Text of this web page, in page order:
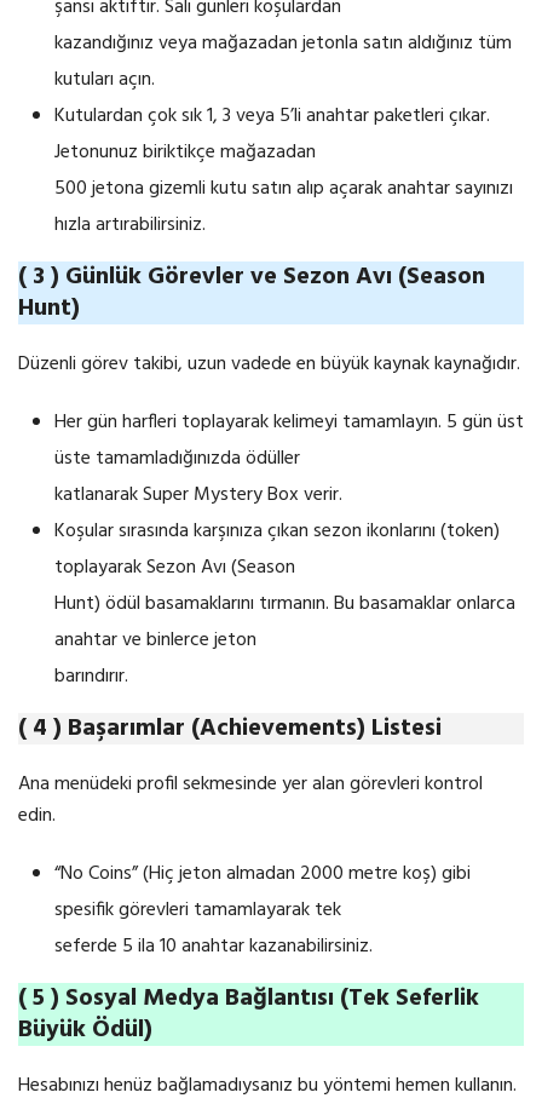
şansı aktiftir. Salı günleri koşulardan
kazandığınız veya mağazadan jetonla satın aldığınız tüm
kutuları açın.
Kutulardan çok sık 1, 3 veya 5’li anahtar paketleri çıkar.
Jetonunuz biriktikçe mağazadan
500 jetona gizemli kutu satın alıp açarak anahtar sayınızı
hızla artırabilirsiniz.
( 3 ) Günlük Görevler ve Sezon Avı (Season
Hunt)
Düzenli görev takibi, uzun vadede en büyük kaynak kaynağıdır.
Her gün harfleri toplayarak kelimeyi tamamlayın. 5 gün üst
üste tamamladığınızda ödüller
katlanarak Super Mystery Box verir.
Koşular sırasında karşınıza çıkan sezon ikonlarını (token)
toplayarak Sezon Avı (Season
Hunt) ödül basamaklarını tırmanın. Bu basamaklar onlarca
anahtar ve binlerce jeton
barındırır.
( 4 ) Başarımlar (Achievements) Listesi
Ana menüdeki profil sekmesinde yer alan görevleri kontrol
edin.
“No Coins” (Hiç jeton almadan 2000 metre koş) gibi
spesifik görevleri tamamlayarak tek
seferde 5 ila 10 anahtar kazanabilirsiniz.
( 5 ) Sosyal Medya Bağlantısı (Tek Seferlik
Büyük Ödül)
Hesabınızı henüz bağlamadıysanız bu yöntemi hemen kullanın.